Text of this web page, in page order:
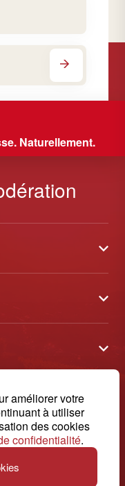
améliorer votre
à utiliser
des cookies
confidentialité.
Naturellement.
2 - CP 144 - 1964
français